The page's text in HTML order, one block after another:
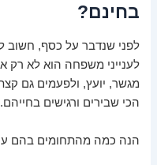
בחינם?
לפני שנדבר על כסף, חשוב
לענייני משפחה הוא לא
מגשר, יועץ, ולפעמים גם
הכי שבירים ורגישים בחייהם.
הנה כמה מהתחומים בהם